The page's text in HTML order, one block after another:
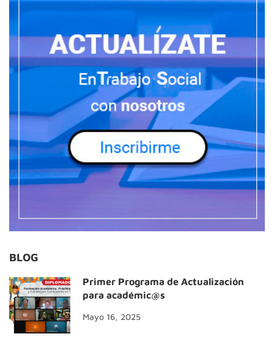
BLOG
Primer Programa de Actualización
para académic@s
Mayo 16, 2025